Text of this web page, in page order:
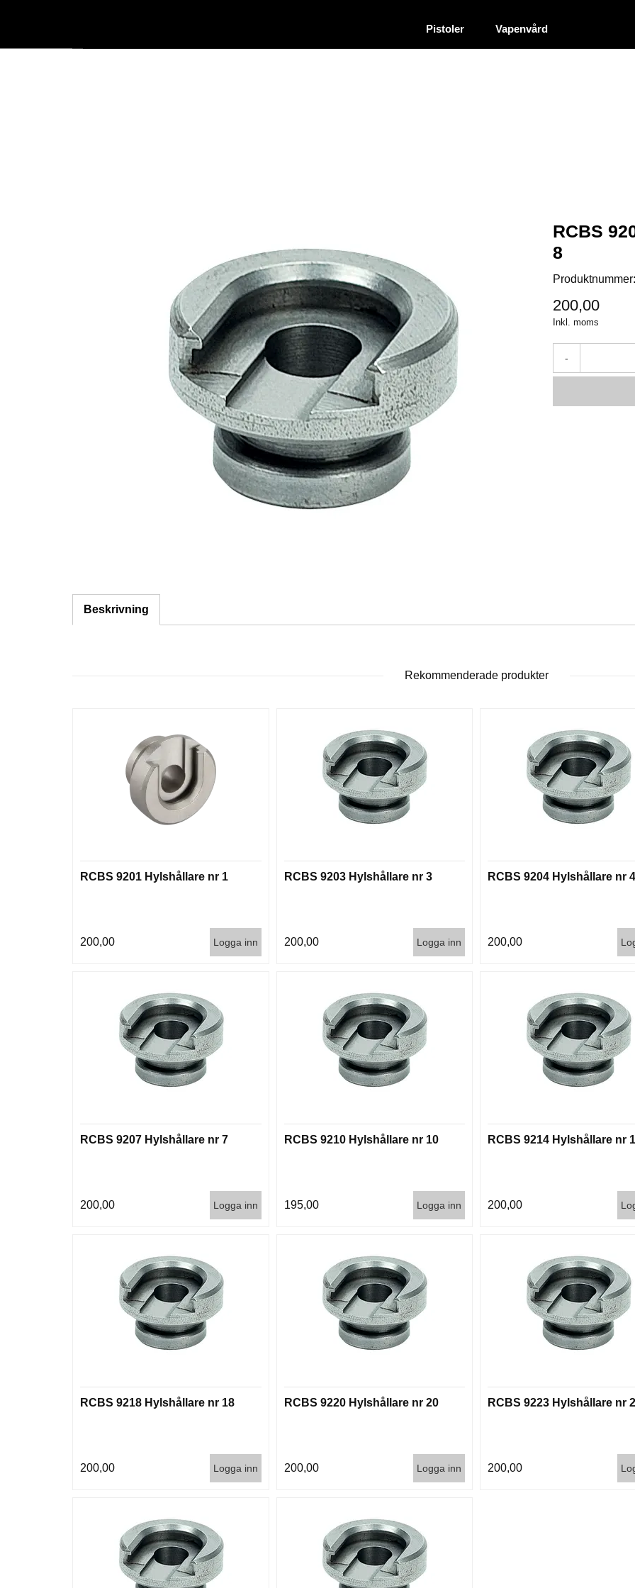
Pistoler Vapenvård
RCBS
8
Produktnummer:
200,00
Inkl. moms
-
Beskrivning
Rekommenderade produkter
RCBS 9201 Hylshållare nr 1
200,00 Logga inn
RCBS 9203 Hylshållare nr 3
200,00 Logga inn
RCBS 9204 Hylshållare nr 4
200,00
RCBS 9207 Hylshållare nr 7
200,00 Logga inn
RCBS 9210 Hylshållare nr 10
195,00 Logga inn
RCBS 9214 Hylshållare nr
200,00
RCBS 9218 Hylshållare nr 18
200,00 Logga inn
RCBS 9220 Hylshållare nr 20
200,00 Logga inn
RCBS 9223 Hylshållare nr
200,00